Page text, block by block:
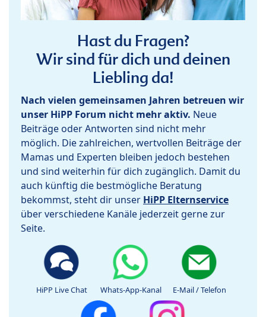
Hast du Fragen?
Wir sind für dich und deinen
Liebling da!
Nach vielen gemeinsamen Jahren betreuen wir
unser HiPP Forum nicht mehr aktiv. Neue
Beiträge oder Antworten sind nicht mehr
möglich. Die zahlreichen, wertvollen Beiträge der
Mamas und Experten bleiben jedoch bestehen
und sind weiterhin für dich zugänglich. Damit du
auch künftig die bestmögliche Beratung
bekommst, steht dir unser HiPP Elternservice
über verschiedene Kanäle jederzeit gerne zur
Seite.
HiPP Live Chat Whats-App-Kanal E-Mail / Telefon